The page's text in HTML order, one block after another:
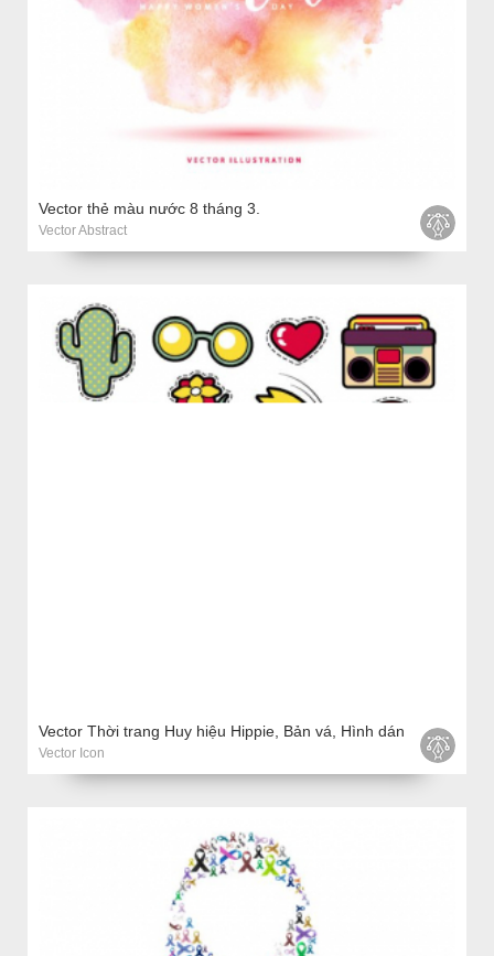
Vector thẻ màu nước 8 tháng 3.
Vector Abstract
Vector Thời trang Huy hiệu Hippie, Bản vá, Hình dán
Vector Icon